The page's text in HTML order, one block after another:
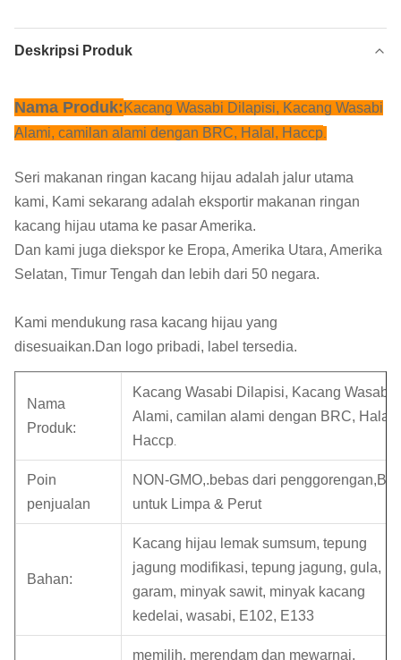
Deskripsi Produk
Nama Produk:Kacang Wasabi Dilapisi, Kacang Wasabi
Alami, camilan alami dengan BRC, Halal, Haccp
Seri makanan ringan kacang hijau adalah jalur utama
kami, Kami sekarang adalah eksportir makanan ringan
kacang hijau utama ke pasar Amerika.
Dan kami juga diekspor ke Eropa, Amerika Utara, Amerika
Selatan, Timur Tengah dan lebih dari 50 negara.
Kami mendukung rasa kacang hijau yang
disesuaikan.Dan logo pribadi, label tersedia.
Nama
Produk:
Kacang Wasabi Dilapisi, Kacang Wasabi
Alami, camilan alami dengan BRC, Halal,
Haccp.
Poin
penjualan
NON-GMO,.bebas dari
untuk Limpa & Perut
Bahan:
Kacang hijau lemak sumsum, tepung
jagung modifikasi, tepung jagung, gula,
garam, minyak sawit, minyak kacang
kedelai, wasabi, E102, E133
memilih, merendam dan mewarnai,